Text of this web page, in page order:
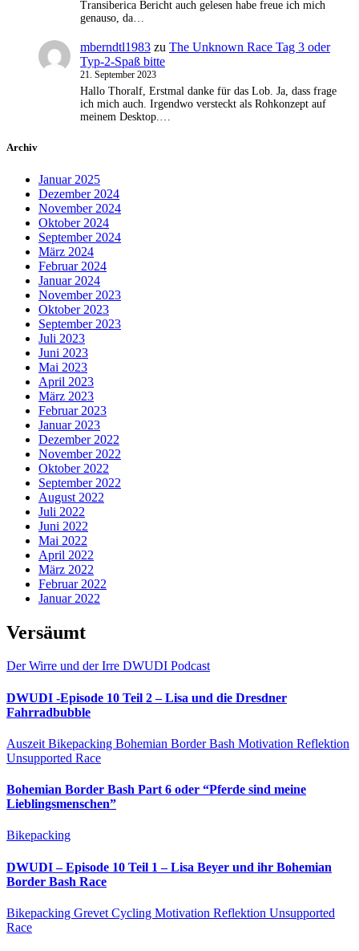
Transiberica Bericht auch gelesen habe freue ich mich
genauso, da…
mberndtl1983 zu The Unknown Race Tag 3 oder
Typ-2-Spaß bitte
21. September 2023
Hallo Thoralf, Erstmal danke für das Lob. Ja, dass frage
ich mich auch. Irgendwo versteckt als Rohkonzept auf
meinem Desktop.…
Archiv
Januar 2025
Dezember 2024
November 2024
Oktober 2024
September 2024
März 2024
Februar 2024
Januar 2024
November 2023
Oktober 2023
September 2023
Juli 2023
Juni 2023
Mai 2023
April 2023
März 2023
Februar 2023
Januar 2023
Dezember 2022
November 2022
Oktober 2022
September 2022
August 2022
Juli 2022
Juni 2022
Mai 2022
April 2022
März 2022
Februar 2022
Januar 2022
Versäumt
Der Wirre und der Irre DWUDI Podcast
DWUDI -Episode 10 Teil 2 – Lisa und die Dresdner
Fahrradbubble
Auszeit Bikepacking Bohemian Border Bash Motivation Reflektion
Unsupported Race
Bohemian Border Bash Part 6 oder “Pferde sind meine
Lieblingsmenschen”
Bikepacking
DWUDI – Episode 10 Teil 1 – Lisa Beyer und ihr Bohemian
Border Bash Race
Bikepacking Grevet Cycling Motivation Reflektion Unsupported
Race